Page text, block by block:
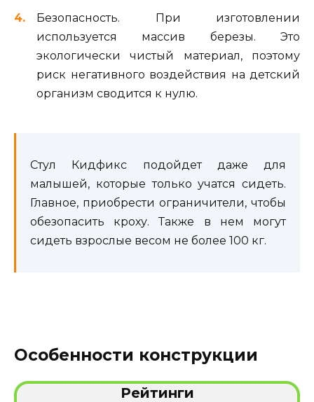
Безопасность. При изготовлении
используется массив березы. Это
экологически чистый материал, поэтому
риск негативного воздействия на детский
организм сводится к нулю.
Стул Кидфикс подойдет даже для
малышей, которые только учатся сидеть.
Главное, приобрести ограничители, чтобы
обезопасить кроху. Также в нем могут
сидеть взрослые весом не более 100 кг.
Особенности конструкции
Рейтинги